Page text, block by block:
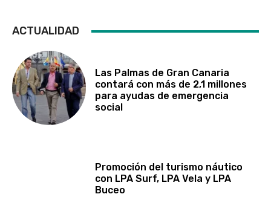
ACTUALIDAD
Las Palmas de Gran Canaria
contará con más de 2,1 millones
para ayudas de emergencia
social
Promoción del turismo náutico
con LPA Surf, LPA Vela y LPA
Buceo